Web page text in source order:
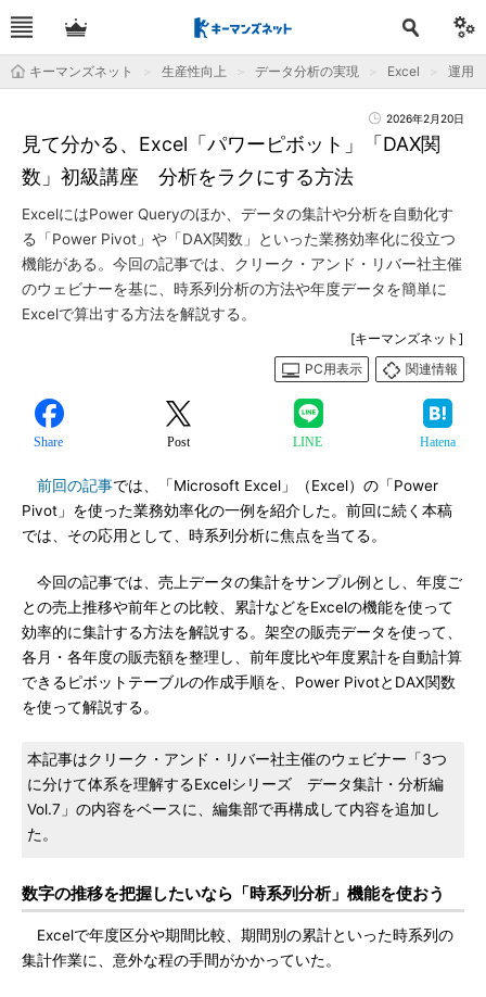
キーマンズネット 生産性向上 データ分析の実現 Excel 運用
2026年2月20日
見て分かる、Excel「パワーピボット」「DAX関
数」初級講座 分析をラクにする方法
ExcelにはPower Queryのほか、データの集計や分析を自動化す
る「Power Pivot」や「DAX関数」といった業務効率化に役立つ
機能がある。今回の記事では、クリーク・アンド・リバー社主催
のウェビナーを基に、時系列分析の方法や年度データを簡単に
Excelで算出する方法を解説する。
[キーマンズネット]
PC用表示
関連情報
Share Post LINE Hatena
前回の記事では、「Microsoft Excel」（Excel）の「Power
Pivot」を使った業務効率化の一例を紹介した。前回に続く本稿
では、その応用として、時系列分析に焦点を当てる。
今回の記事では、売上データの集計をサンプル例とし、年度ご
との売上推移や前年との比較、累計などをExcelの機能を使って
効率的に集計する方法を解説する。架空の販売データを使って、
各月・各年度の販売額を整理し、前年度比や年度累計を自動計算
できるピボットテーブルの作成手順を、Power PivotとDAX関数
を使って解説する。
本記事はクリーク・アンド・リバー社主催のウェビナー「3つ
に分けて体系を理解するExcelシリーズ データ集計・分析編
Vol.7」の内容をベースに、編集部で再構成して内容を追加し
た。
数字の推移を把握したいなら「時系列分析」機能を使おう
Excelで年度区分や期間比較、期間別の累計といった時系列の
集計作業に、意外な程の手間がかかっていた。